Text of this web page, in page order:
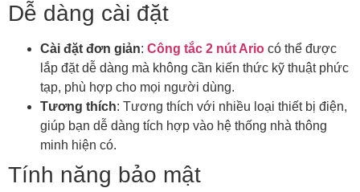
Dễ dàng cài đặt
Cài đặt đơn giản: Công tắc 2 nút Ario có thể được
lắp đặt dễ dàng mà không cần kiến thức kỹ thuật phức
tạp, phù hợp cho mọi người dùng.
Tương thích: Tương thích với nhiều loại thiết bị điện,
giúp bạn dễ dàng tích hợp vào hệ thống nhà thông
minh hiện có.
Tính năng bảo mật